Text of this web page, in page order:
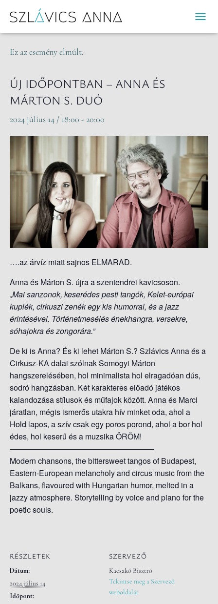
A
/
K
I
A
P
L
« Összes Események
Ez az esemény elmúlt.
ÚJ IDŐPONTBAN – ANNA ÉS
MÁRTON S. DUÓ
2024 július 14 / 18:00 - 20:00
….az árvíz miatt sajnos ELMARAD.
Anna és Márton S. újra a szentendrei kavicsoson.
„Mai sanzonok, keserédes pesti tangók, Kelet-európai
kuplék, cirkuszi zenék egy kis humorral, és a jazz
érintésével. Történetmesélés énekhangra, versekre,
sóhajokra és zongorára.”
De ki is Anna? És ki lehet Márton S.? Szlávics Anna és a
Cirkusz-KA dalai szólnak Somogyi Márton
hangszerelésében, hol minimalista hol elragadóan dús,
sodró hangzásban. Két karakteres előadó játékos
kalandozása stílusok és műfajok között. Anna és Marci
járatlan, mégis ismerős utakra hív minket oda, ahol a
Hold lapos, a szív csak egy poros porond, ahol a bor hol
édes, hol keserű és a muzsika ÖRÖM!
——————————————————–
Modern chansons, the bittersweet tangos of Budapest,
Eastern-European melancholy and circus music from the
Balkans, flavoured with Hungarian humor, melted in a
jazzy atmosphere. Storytelling by voice and piano for the
poetic souls.
RÉSZLETEK
Dátum:
2024 július 14
Időpont:
SZERVEZŐ
Kacsakő Bisztró
Tekintse meg a Szervező
weboldalát